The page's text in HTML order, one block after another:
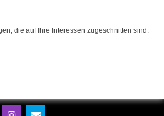
die auf Ihre Interessen zugeschnitten sind.